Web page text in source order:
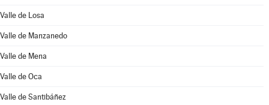
Valle de Losa
Valle de Manzanedo
Valle de Mena
Valle de Oca
Valle de Santibáñez